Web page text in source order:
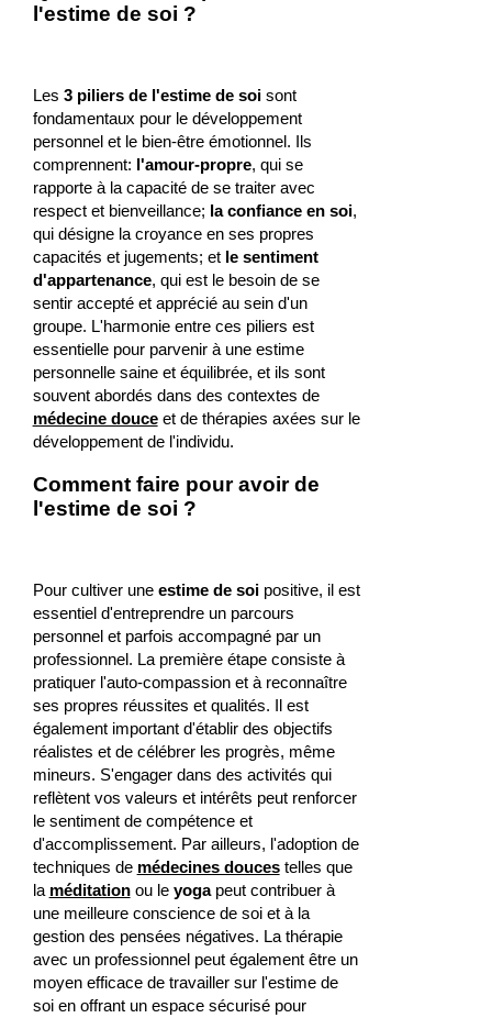
l'estime de soi ?
Les 3 piliers de l'estime de soisont
fondamentaux pour le développement
personnel et le bien-être émotionnel. Ils
comprennent: l'amour-propre, qui se
rapporte à la capacité de se traiter avec
respect et bienveillance; la confiance en soi,
qui désigne la croyance en ses propres
capacités et jugements; et le sentiment
d'appartenance, qui est le besoin de se
sentir accepté et apprécié au sein d'un
groupe. L'harmonie entre ces piliers est
essentielle pour parvenir à une estime
personnelle saine et équilibrée, et ils sont
souvent abordés dans des contextes de
médecine douceet de thérapies axées sur le
développement de l'individu.
Comment faire pour avoir de
l'estime de soi ?
Pour cultiver une estime de soipositive, il est
essentiel d'entreprendre un parcours
personnel et parfois accompagné par un
professionnel. La première étape consiste à
pratiquer l'auto-compassion et à reconnaître
ses propres réussites et qualités. Il est
également important d'établir des objectifs
réalistes et de célébrer les progrès, même
mineurs. S'engager dans des activités qui
reflètent vos valeurs et intérêts peut renforcer
le sentiment de compétence et
d'accomplissement. Par ailleurs, l'adoption de
techniques de médecines doucestelles que
la méditationou le yogapeut contribuer à
une meilleure conscience de soi et à la
gestion des pensées négatives. La thérapie
avec un professionnel peut également être un
moyen efficace de travailler sur l'estime de
soi en offrant un espace sécurisé pour